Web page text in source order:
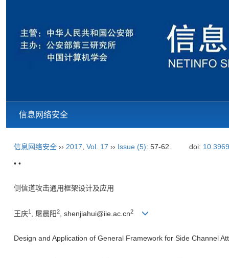
信息网络安全
信息网络安全 ›› 2017 Vol. 17 ›› Issue (5): 57-62. doi:
• •
侧信道攻击通用框架设计及应用
王庆1 , 屠晨阳2, shenjiahui@iie.ac.cn2
Design and Application of General Framework for Side Channel